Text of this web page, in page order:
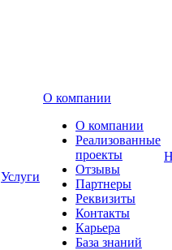
Услуги
О компании
О компании
Реализованные
проекты
Отзывы
Партнеры
Реквизиты
Контакты
Карьера
База знаний